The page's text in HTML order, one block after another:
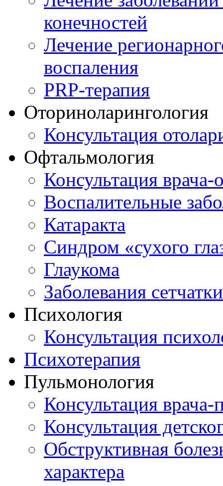
конечностей
Лечение
воспаления
PRP-терапия
Оториноларингология
Консультация
Офтальмология
Консультация врача-
Воспалительные
Катаракта
Синдром «сухого
Глаукома
Заболевания сетчатки
Психология
Консультация
Психотерапия
Пульмонология
Консультация врача-
Консультация
Обструктивная
характера